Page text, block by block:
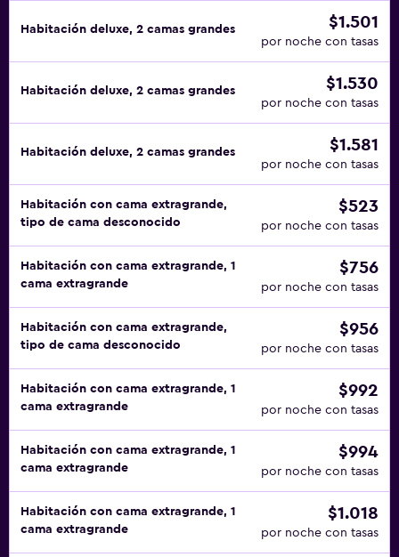
Habitación deluxe, 2 camas grandes $1.501
por noche con tasas
Habitación deluxe, 2 camas grandes $1.530
por noche con tasas
Habitación deluxe, 2 camas grandes $1.581
por noche con tasas
Habitación con cama extragrande,
tipo de cama desconocido
$523
por noche con tasas
Habitación con cama extragrande, 1
cama extragrande
$756
por noche con tasas
Habitación con cama extragrande,
tipo de cama desconocido
$956
por noche con tasas
Habitación con cama extragrande, 1
cama extragrande
$992
por noche con tasas
Habitación con cama extragrande, 1
cama extragrande
$994
por noche con tasas
Habitación con cama extragrande, 1
cama extragrande
$1.018
por noche con tasas